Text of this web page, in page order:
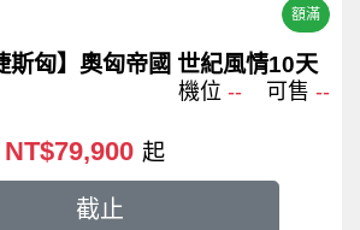
額滿
斯匈】奧匈帝國 世紀風情10天
機位 -- 可售 --
NT$79,900 起
截止